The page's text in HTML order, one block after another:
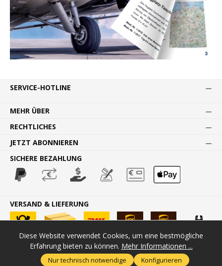
SERVICE-HOTLINE
MEHR ÜBER
RECHTLICHES
JETZT ABONNIEREN
SICHERE BEZAHLUNG
VERSAND & LIEFERUNG
* Alle Preise inkl. gesetzl. Mehrwertsteuer zzgl.Versandkosten
ggf. Nachnahmegebühren, wenn nicht anders angegeben.
Diese Website verwendet Cookies, um eine bestmögliche
Erfahrung bieten zu können. Mehr Informationen ...
Nur technisch notwendige Konfigurieren